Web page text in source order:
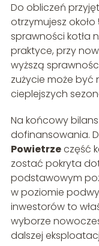
Do obliczeń
otrzymujesz około
sprawności kotła
praktyce, przy
wyższą
zużycie może być
cieplejszych
Na końcowy
dofinansowania.
Powietrzeczęść
zostać pokryta
podstawowym
w poziomie
inwestorów to
wyborze
dalszej